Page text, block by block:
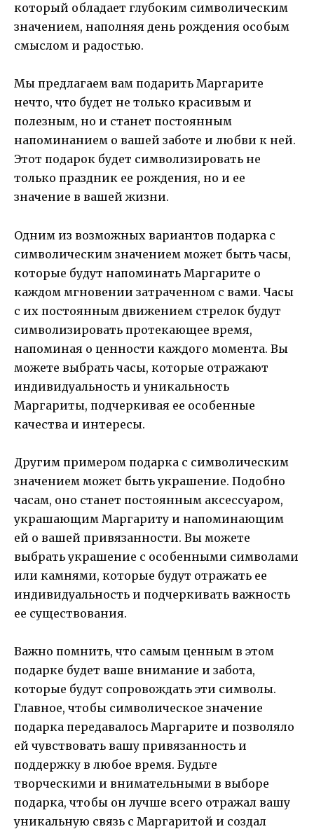
который обладает глубоким символическим
значением, наполняя день рождения особым
смыслом и радостью.
Мы предлагаем вам подарить Маргарите
нечто, что будет не только красивым и
полезным, но и станет постоянным
напоминанием о вашей заботе и любви к ней.
Этот подарок будет символизировать не
только праздник ее рождения, но и ее
значение в вашей жизни.
Одним из возможных вариантов подарка с
символическим значением может быть часы,
которые будут напоминать Маргарите о
каждом мгновении затраченном с вами. Часы
с их постоянным движением стрелок будут
символизировать протекающее время,
напоминая о ценности каждого момента. Вы
можете выбрать часы, которые отражают
индивидуальность и уникальность
Маргариты, подчеркивая ее особенные
качества и интересы.
Другим примером подарка с символическим
значением может быть украшение. Подобно
часам, оно станет постоянным аксессуаром,
украшающим Маргариту и напоминающим
ей о вашей привязанности. Вы можете
выбрать украшение с особенными символами
или камнями, которые будут отражать ее
индивидуальность и подчеркивать важность
ее существования.
Важно помнить, что самым ценным в этом
подарке будет ваше внимание и забота,
которые будут сопровождать эти символы.
Главное, чтобы символическое значение
подарка передавалось Маргарите и позволяло
ей чувствовать вашу привязанность и
поддержку в любое время. Будьте
творческими и внимательными в выборе
подарка, чтобы он лучше всего отражал вашу
уникальную связь с Маргаритой и создал